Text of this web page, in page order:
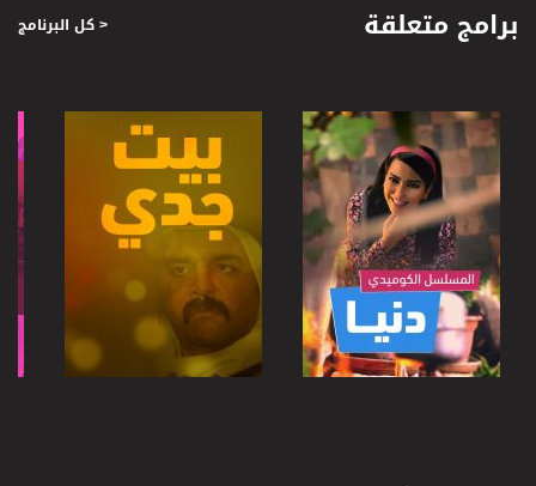
برامج متعلقة < كل البرنامج